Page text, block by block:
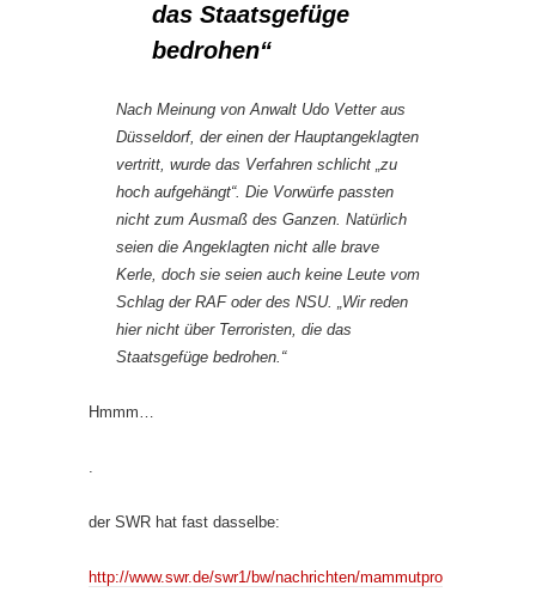
das Staatsgefüge
bedrohen“
Nach Meinung von Anwalt Udo Vetter aus
Düsseldorf, der einen der Hauptangeklagten
vertritt, wurde das Verfahren schlicht „zu
hoch aufgehängt“. Die Vorwürfe passten
nicht zum Ausmaß des Ganzen. Natürlich
seien die Angeklagten nicht alle brave
Kerle, doch sie seien auch keine Leute vom
Schlag der RAF oder des NSU. „Wir reden
hier nicht über Terroristen, die das
Staatsgefüge bedrohen.“
Hmmm…
.
der SWR hat fast dasselbe:
http://www.swr.de/swr1/bw/nachrichten/mammutpro